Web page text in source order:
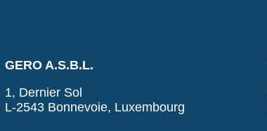
GERO A.S.B.L.
1, Dernier Sol
L-2543 Bonnevoie, Luxembourg